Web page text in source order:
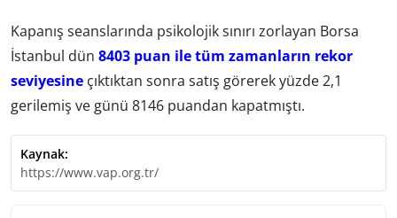
Kapanış seanslarında psikolojik sınırı zorlayan Borsa
İstanbul dün 8403 puan ile tüm zamanların rekor
seviyesine çıktıktan sonra satış görerek yüzde 2,1
gerilemiş ve günü 8146 puandan kapatmıştı.
Kaynak:
https://www.vap.org.tr/